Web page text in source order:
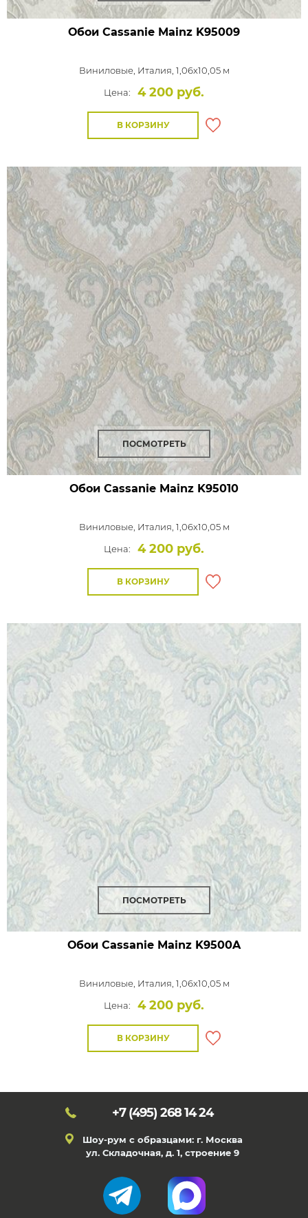
Обои Cassanie Mainz K95009
Виниловые, Италия, 1,06x10,05 м
Цена:
4 200 руб.
В КОРЗИНУ
ПОСМОТРЕТЬ
Обои Cassanie Mainz K95010
Виниловые, Италия, 1,06x10,05 м
Цена:
4 200 руб.
В КОРЗИНУ
ПОСМОТРЕТЬ
Обои Cassanie Mainz K9500A
Виниловые, Италия, 1,06x10,05 м
Цена:
4 200 руб.
В КОРЗИНУ
+7 (495) 268 14 24
Шоу-рум с образцами: г. Москва
ул. Складочная, д. 1, строение 9